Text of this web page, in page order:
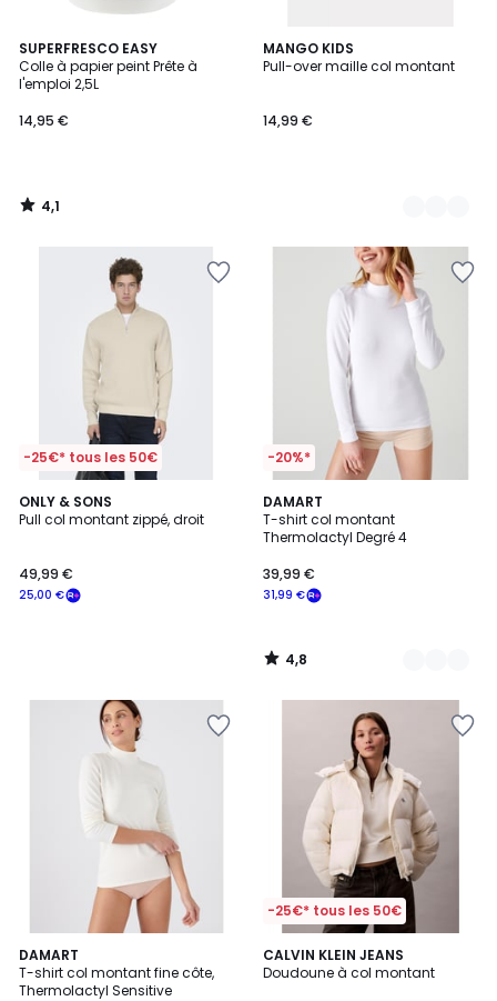
SUPERFRESCO EASY
Colle à papier peint Prête à
l'emploi 2,5L
14,95 €
4,1
/ 5
4,1
/
MANGO KIDS
Pull-over maille col montant
14,99 €
2
Couleurs
-25€* tous les 50€
ONLY & SONS
Pull col montant zippé, droit
25,00 €
49,99 €
-20%*
DAMART
T-shirt col montant
Thermolactyl Degré 4
31,99 €
39,99 €
4,8
/ 5
2
Couleurs
4,8
/
DAMART
T-shirt col montant fine côte,
Thermolactyl Sensitive
5
Couleurs
-25€* tous les 50€
CALVIN KLEIN JEANS
Doudoune à col montant
2
Couleurs